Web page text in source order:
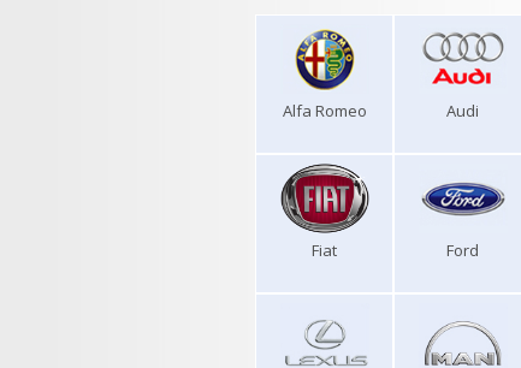
Alfa Romeo Audi
Fiat Ford